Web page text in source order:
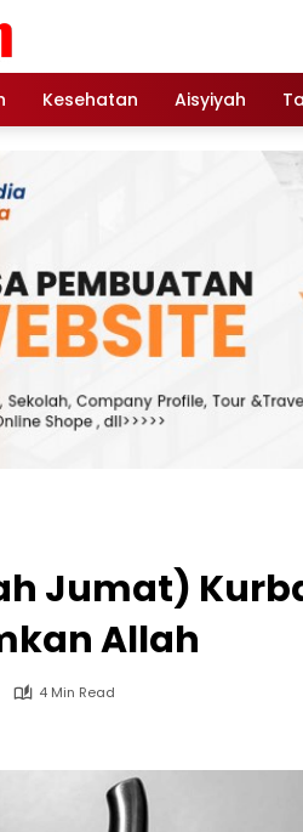
Kesehatan Aisyiyah
Jumat)
Allah
4 Min Read